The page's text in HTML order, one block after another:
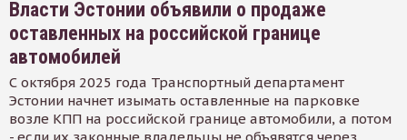
Власти Эстонии объявили о продаже
оставленных на российской границе
автомобилей
С октября 2025 года Транспортный департамент
Эстонии начнет изымать оставленные на парковке
возле КПП на российской границе автомобили, а потом